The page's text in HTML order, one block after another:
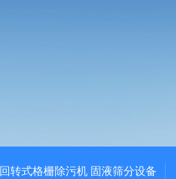
回转式格栅除污机 固液筛分设备